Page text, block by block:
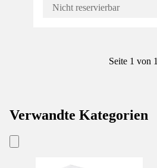
Nicht reservierbar
Seite 1 von 1
Verwandte Kategorien